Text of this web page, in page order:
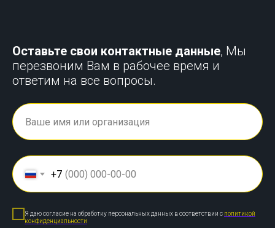
Оставьте свои контактные данные, Мы
перезвоним Вам в рабочее время и
ответим на все вопросы.
+7
Я даю согласие на обработку персональных данных в соответствии с политикой
конфиденциальности